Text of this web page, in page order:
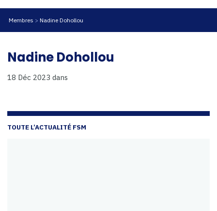
Membres Nadine Dohollou
Nadine Dohollou
18 Déc 2023 dans
TOUTE L’ACTUALITÉ FSM